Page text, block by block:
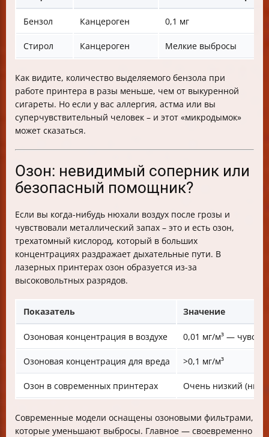
Бензол Канцероген 0,1 мг
Стирол Канцероген Мелкие выбросы
Как видите, количество выделяемого бензола при
работе принтера в разы меньше, чем от выкуренной
сигареты. Но если у вас аллергия, астма или вы
суперчувствительный человек – и этот «микродымок»
может сказаться.
Озон: невидимый соперник или
безопасный помощник?
Если вы когда-нибудь нюхали воздух после грозы и
чувствовали металлический запах – это и есть озон,
трехатомный кислород, который в больших
концентрациях раздражает дыхательные пути. В
лазерных принтерах озон образуется из-за
высоковольтных разрядов.
Показатель Значение
Озоновая концентрация в воздухе 0,01 мг/м³ —
Озоновая концентрация для вреда >0,1 мг/м³
Озон в современных принтерах Очень низкий
Современные модели оснащены озоновыми фильтрами,
которые уменьшают выбросы. Главное — своевременно